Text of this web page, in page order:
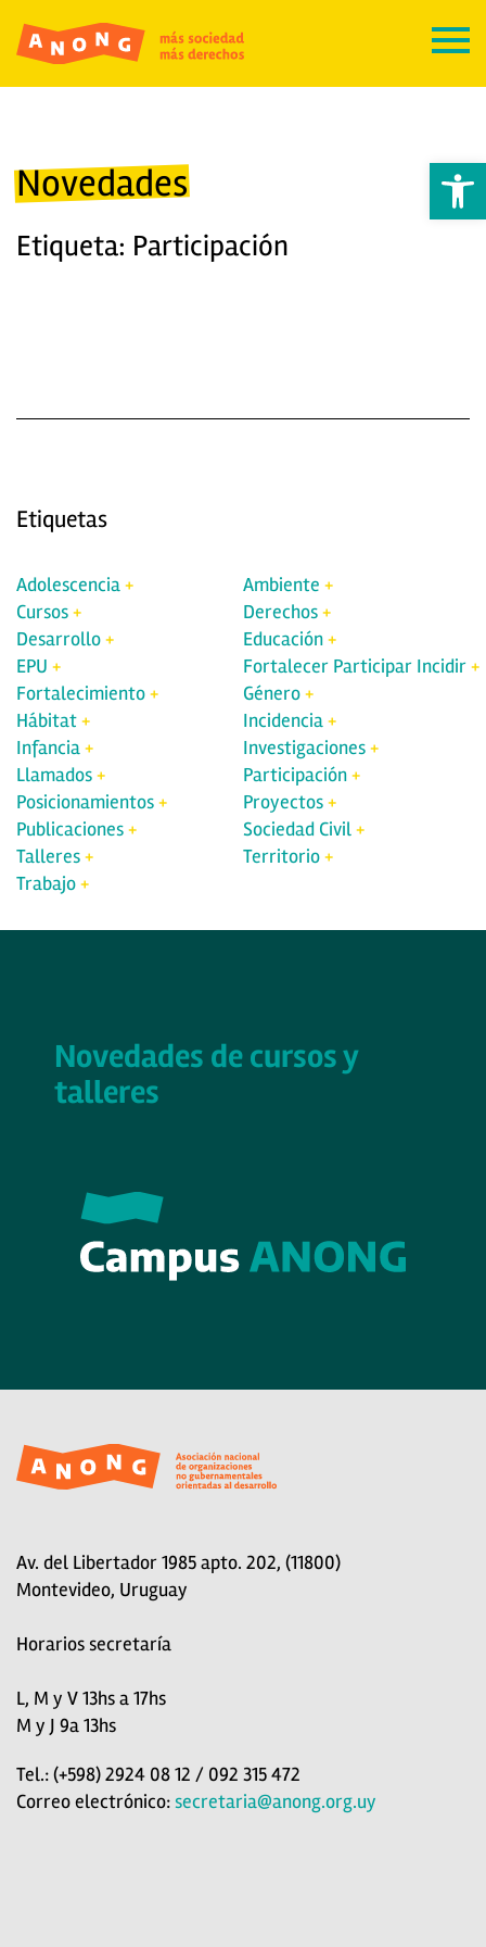
Abrir
Novedades
Etiqueta: Participación
Etiquetas
Adolescencia
Ambiente
Cursos
Derechos
Desarrollo
Educación
EPU
Fortalecer Participar Incidir
Fortalecimiento
Género
Hábitat
Incidencia
Infancia
Investigaciones
Llamados
Participación
Posicionamientos
Proyectos
Publicaciones
Sociedad Civil
Talleres
Territorio
Trabajo
Novedades de cursos y
talleres
Av. del Libertador 1985 apto. 202, (11800)
Montevideo, Uruguay
Horarios secretaría
L, M y V 13hs a 17hs
M y J 9a 13hs
Tel.: (+598) 2924 08 12 / 092 315 472
Correo electrónico:secretaria@anong.org.uy